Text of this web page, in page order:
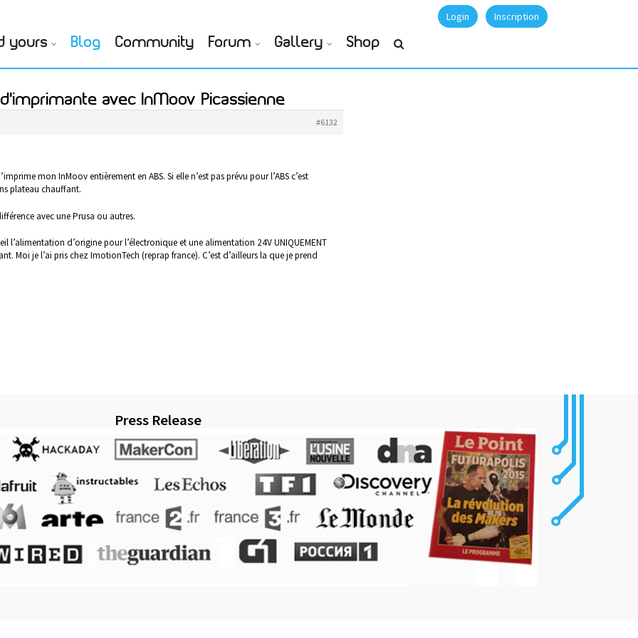
Login Inscription
yours Blog Community Forum Gallery Shop
avec InMoov Picassienne
#6132
mon InMoov entièrement en ABS. Si elle n’est pas prévu pour l’ABS c’est
plateau chauffant.
avec une Prusa ou autres.
l’alimentation d’origine pour l’électronique et une alimentation 24V UNIQUEMENT
Moi je l’ai pris chez ImotionTech (reprap france). C’est d’ailleurs la que je prend
Press Release